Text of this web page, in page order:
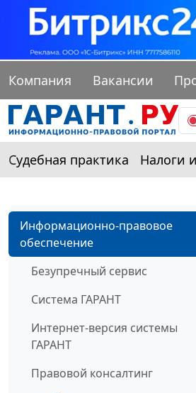
Компания Вакансии
Судебная практика Налоги
Информационно-правовое
обеспечение
Безупречный сервис
Система ГАРАНТ
Интернет-версия системы
ГАРАНТ
Правовой консалтинг